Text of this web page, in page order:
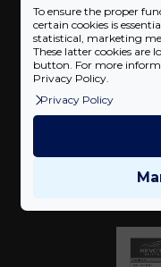
Teljesítmény növekedés
To ensure the proper
certain cookies is
statistical, marketing
These latter cookies are
button. For more
Privacy Policy.
Privacy Policy